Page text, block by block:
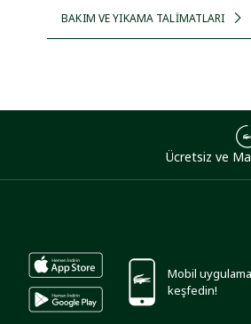
BAKIM VE YIKAMA TALİMATLARI
Ücretsiz ve
Mobil
keşfedin!